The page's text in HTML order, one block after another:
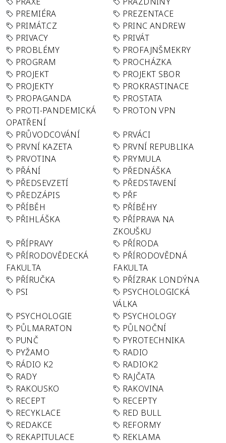
PREMIÉRA
PREZENTACE
PRIMÁT.CZ
PRINC ANDREW
PRIVACY
PRIVÁT
PROBLÉMY
PROFAJNŠMEKRY
PROGRAM
PROCHÁZKA
PROJEKT
PROJEKT SBOR
PROJEKTY
PROKRASTINACE
PROPAGANDA
PROSTATA
PROTI-PANDEMICKÁ
OPATŘENÍ
PROTON VPN
PRŮVODCOVÁNÍ
PRVÁCI
PRVNÍ KAZETA
PRVNÍ REPUBLIKA
PRVOTINA
PRYMULA
PŘÁNÍ
PŘEDNÁŠKA
PŘEDSEVZETÍ
PŘEDSTAVENÍ
PŘEDZÁPIS
PŘF
PŘÍBĚH
PŘÍBĚHY
PŘIHLÁŠKA
PŘÍPRAVA NA
ZKOUŠKU
PŘÍPRAVY
PŘÍRODA
PŘÍRODOVĚDECKÁ
FAKULTA
PŘÍRODOVĚDNÁ
FAKULTA
PŘÍRUČKA
PŘÍZRAK LONDÝNA
PSI
PSYCHOLOGICKÁ
VÁLKA
PSYCHOLOGIE
PSYCHOLOGY
PŮLMARATON
PŮLNOČNÍ
PUNČ
PYROTECHNIKA
PYŽAMO
RADIO
RÁDIO K2
RADIOK2
RADY
RAJČATA
RAKOUSKO
RAKOVINA
RECEPT
RECEPTY
RECYKLACE
RED BULL
REDAKCE
REFORMY
REKAPITULACE
REKLAMA